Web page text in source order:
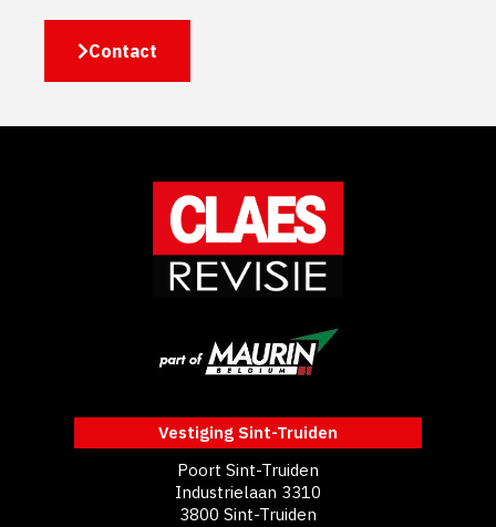
Contact
Vestiging Sint-Truiden
Poort Sint-Truiden
Industrielaan 3310
3800 Sint-Truiden